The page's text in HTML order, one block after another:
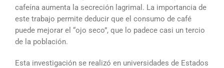
cafeína aumenta la secreción lagrimal. La importancia de
este trabajo permite deducir que el consumo de café
puede mejorar el “ojo seco”, que lo padece casi un tercio
de la población.
Esta investigación se realizó en universidades de Estados